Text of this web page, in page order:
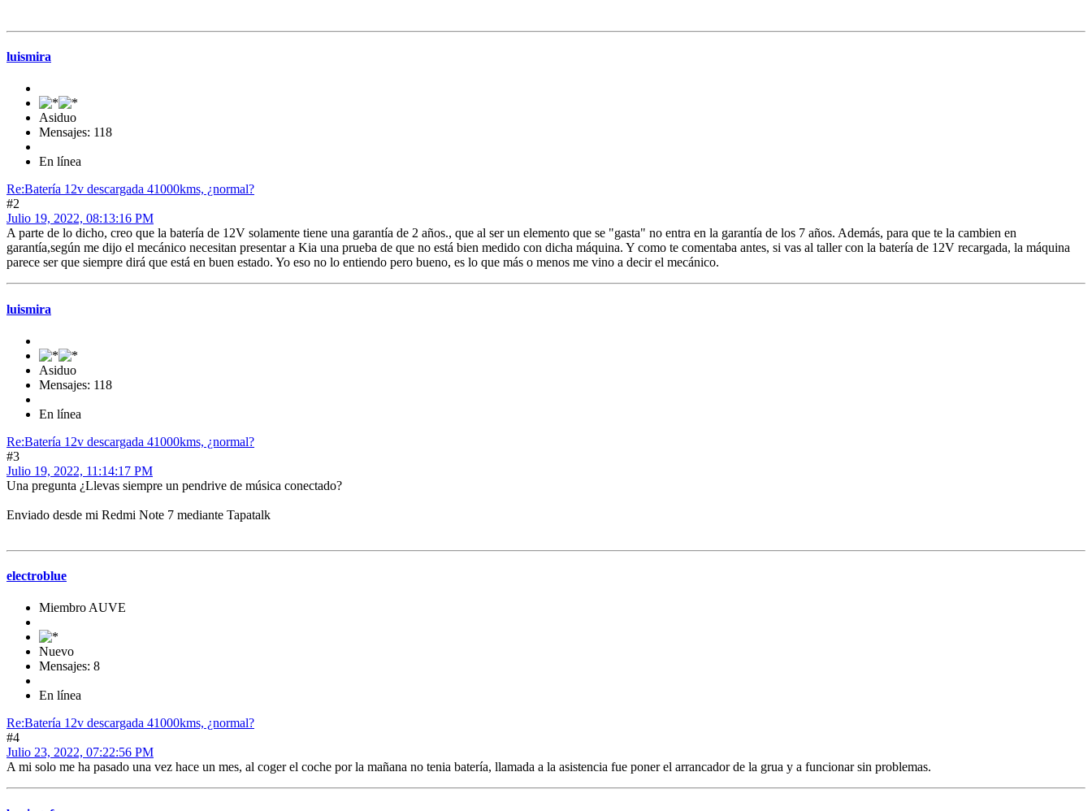
luismira
Asiduo
Mensajes: 118
En línea
Re:Batería 12v descargada 41000kms, ¿normal?
#2
Julio 19, 2022, 08:13:16 PM
A parte de lo dicho, creo que la batería de 12V solamente tiene una garantía de 2 años., que al ser un elemento que se "gasta" no entra en la garantía de los 7 años. Además, para que te la cambien en
garantía,según me dijo el mecánico necesitan presentar a Kia una prueba de que no está bien medido con dicha máquina. Y como te comentaba antes, si vas al taller con la batería de 12V recargada, la máquina
parece ser que siempre dirá que está en buen estado. Yo eso no lo entiendo pero bueno, es lo que más o menos me vino a decir el mecánico.
luismira
Asiduo
Mensajes: 118
En línea
Re:Batería 12v descargada 41000kms, ¿normal?
#3
Julio 19, 2022, 11:14:17 PM
Una pregunta ¿Llevas siempre un pendrive de música conectado?
Enviado desde mi Redmi Note 7 mediante Tapatalk
electroblue
Miembro AUVE
Nuevo
Mensajes: 8
En línea
Re:Batería 12v descargada 41000kms, ¿normal?
#4
Julio 23, 2022, 07:22:56 PM
A mi solo me ha pasado una vez hace un mes, al coger el coche por la mañana no tenia batería, llamada a la asistencia fue poner el arrancador de la grua y a funcionar sin problemas.